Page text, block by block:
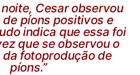
noite, Cesar observou
de píons positivos e
indica que essa foi
que se observou o
da fotoprodução de
píons.”